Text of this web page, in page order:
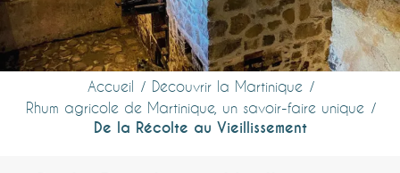
Accueil
Découvrir la Martinique
Rhum agricole de Martinique, un savoir-faire unique
De la Récolte au Vieillissement